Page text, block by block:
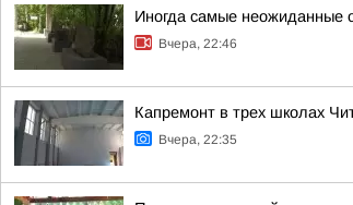
Иногда самые неожиданные
Вчера, 22:46
Капремонт в трех школах
Вчера, 22:35